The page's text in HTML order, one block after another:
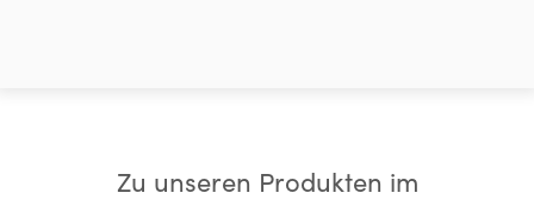
Zu unseren Produkten im